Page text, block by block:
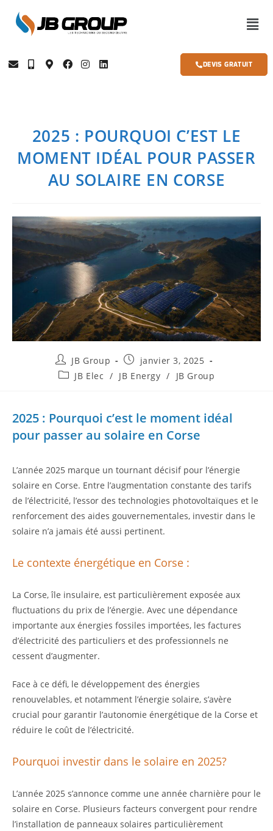
DEVIS GRATUIT
2025 : POURQUOI C’EST LE
MOMENT IDÉAL POUR PASSER
AU SOLAIRE EN CORSE
JB Group
janvier 3, 2025
JB Elec / JB Energy / JB Group
2025 : Pourquoi c’est le moment idéal
pour passer au solaire en Corse
L’année 2025 marque un tournant décisif pour l’énergie
solaire en Corse. Entre l’augmentation constante des tarifs
de l’électricité, l’essor des technologies photovoltaïques et le
renforcement des aides gouvernementales, investir dans le
solaire n’a jamais été aussi pertinent.
Le contexte énergétique en Corse :
La Corse, île insulaire, est particulièrement exposée aux
fluctuations du prix de l’énergie. Avec une dépendance
importante aux énergies fossiles importées, les factures
d’électricité des particuliers et des professionnels ne
cessent d’augmenter.
Face à ce défi, le développement des énergies
renouvelables, et notamment l’énergie solaire, s’avère
crucial pour garantir l’autonomie énergétique de la Corse et
réduire le coût de l’électricité.
Pourquoi investir dans le solaire en 2025?
L’année 2025 s’annonce comme une année charnière pour le
solaire en Corse. Plusieurs facteurs convergent pour rendre
l’installation de panneaux solaires particulièrement